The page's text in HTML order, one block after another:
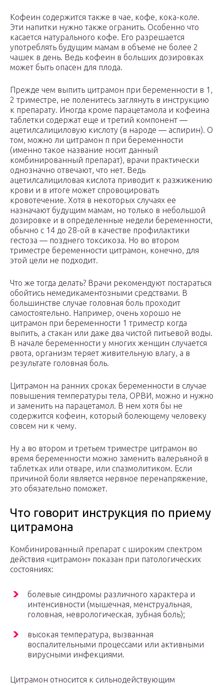
Кофеин содержится также в чае, кофе, кока-коле.
Эти напитки нужно также огранить. Особенно что
касается натурального кофе. Его разрешается
употреблять будущим мамам в объеме не более 2
чашек в день. Ведь кофеин в больших дозировках
может быть опасен для плода.
Прежде чем выпить цитрамон при беременности в 1,
2 триместре, не поленитесь заглянуть в инструкцию
к препарату. Иногда кроме парацетамола и кофеина
таблетки содержат еще и третий компонент —
ацетилсалициловую кислоту (в народе — аспирин). О
том, можно ли цитрамон п при беременности
(именно такое название носит данный
комбинированный препарат), врачи практически
однозначно отвечают, что нет. Ведь
ацетилсалициловая кислота приводит к разжижению
крови и в итоге может спровоцировать
кровотечение. Хотя в некоторых случаях ее
назначают будущим мамам, но только в небольшой
дозировке и в определенные недели беременности,
обычно с 14 до 28-ой в качестве профилактики
гестоза — позднего токсикоза. Но во втором
триместре беременности цитрамон, конечно, для
этой цели не подходит.
Что же тогда делать? Врачи рекомендуют постараться
обойтись немедикаментозными средствами. В
большинстве случае головная боль проходит
самостоятельно. Например, очень хорошо не
цитрамон при беременности 1 триместр когда
выпить, а стакан или даже два чистой питьевой воды.
В начале беременности у многих женщин случается
рвота, организм теряет живительную влагу, а в
результате головная боль.
Цитрамон на ранних сроках беременности в случае
повышения температуры тела, ОРВИ, можно и нужно
и заменить на парацетамол. В нем хотя бы не
содержится кофеин, который болеющему человеку
совсем ни к чему.
Ну а во втором и третьем триместре цитрамон во
время беременности можно заменить валерьяной в
таблетках или отваре, или спазмолитиком. Если
причиной боли является нервное перенапряжение,
это обязательно поможет.
Что говорит инструкция по приему
цитрамона
Комбинированный препарат с широким спектром
действия «цитрамон» показан при патологических
состояниях:
болевые синдромы различного характера и
интенсивности (мышечная, менструальная,
головная, неврологическая, зубная боль);
высокая температура, вызванная
воспалительными процессами или активными
вирусными инфекциями.
Цитрамон относится к сильнодействующим